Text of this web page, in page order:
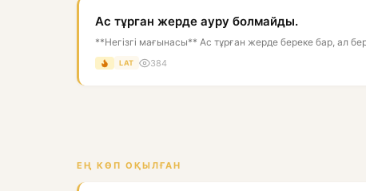
Ас тұрган жерде ауру болмайды.
**Негізгі мағынасы** Ас тұрған жерде береке бар, ал
LAT 384
ЕҢ КӨП ОҚЫЛҒАН